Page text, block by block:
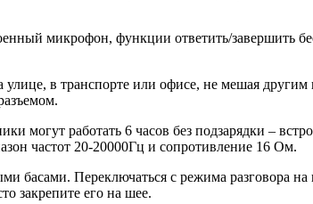
микрофон, функции ответить/завершить
улице, в транспорте или офисе, не мешая
могут работать 6 часов без подзарядки –
частот 20-20000Гц и сопротивление 16 Ом.
басами. Переключаться с режима
закрепите его на шее.